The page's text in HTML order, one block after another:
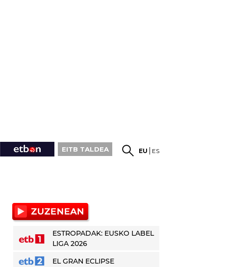
EITB TALDEA EU ES
ESTROPADAK: EUSKO LABEL
LIGA 2026
EL GRAN ECLIPSE